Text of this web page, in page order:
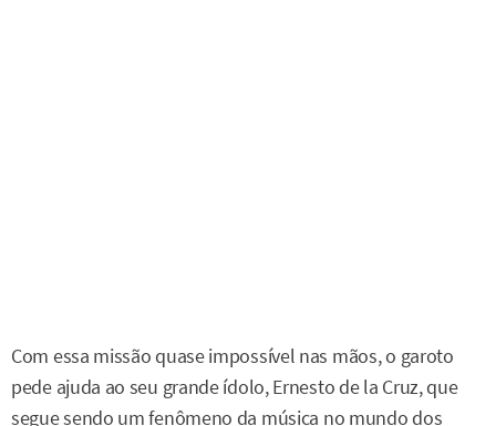
Com essa missão quase impossível nas mãos, o garoto
pede ajuda ao seu grande ídolo, Ernesto de la Cruz, que
segue sendo um fenômeno da música no mundo dos